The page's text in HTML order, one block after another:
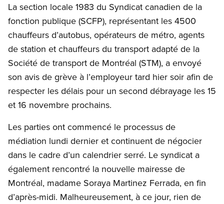
La section locale 1983 du Syndicat canadien de la
fonction publique (SCFP), représentant les 4500
chauffeurs d’autobus, opérateurs de métro, agents
de station et chauffeurs du transport adapté de la
Société de transport de Montréal (STM), a envoyé
son avis de grève à l’employeur tard hier soir afin de
respecter les délais pour un second débrayage les 15
et 16 novembre prochains.
Les parties ont commencé le processus de
médiation lundi dernier et continuent de négocier
dans le cadre d’un calendrier serré. Le syndicat a
également rencontré la nouvelle mairesse de
Montréal, madame Soraya Martinez Ferrada, en fin
d’après-midi. Malheureusement, à ce jour, rien de